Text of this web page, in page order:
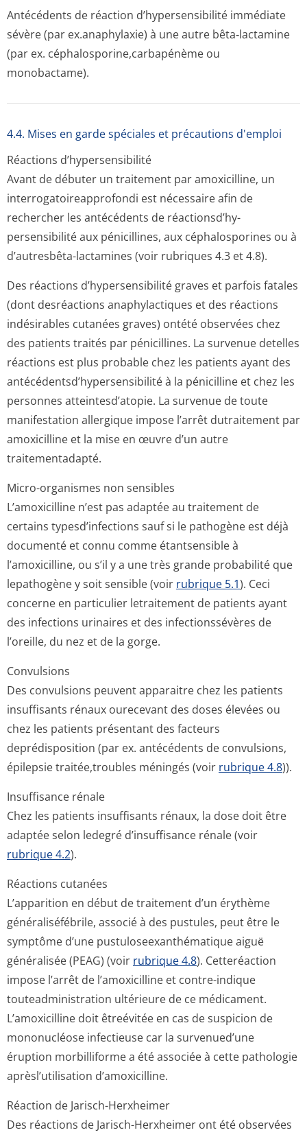
Antécédents de réaction d’hypersensibilité immédiate
sévère (par ex.anaphylaxie) à une autre bêta‑lactamine
(par ex. céphalosporine,car­bapénème ou
monobactame).
4.4. Mises en garde spéciales et précautions d'emploi
Réactions d’hypersensibilité
Avant de débuter un traitement par amoxicilline, un
interrogatoire­approfondi est nécessaire afin de
rechercher les antécédents de réactionsd’hy­
persensibilité aux pénicillines, aux céphalosporines ou à
d’autresbêta-lactamines (voir rubriques 4.3 et 4.8).
Des réactions d’hypersensibilité graves et parfois fatales
(dont desréactions anaphylactiques et des réactions
indésirables cutanées graves) ontété observées chez
des patients traités par pénicillines. La survenue detelles
réactions est plus probable chez les patients ayant des
antécédentsd’hy­persensibilité à la pénicilline et chez les
personnes atteintesd’atopie. La survenue de toute
manifestation allergique impose l’arrêt dutraitement par
amoxicilline et la mise en œuvre d’un autre
traitementadapté.
Micro-organismes non sensibles
L’amoxicilline n’est pas adaptée au traitement de
certains typesd’infections sauf si le pathogène est déjà
documenté et connu comme étantsensible à
l’amoxicilline, ou s’il y a une très grande probabilité que
lepathogène y soit sensible (voir rubrique 5.1). Ceci
concerne en particulier letraitement de patients ayant
des infections urinaires et des infectionssévères de
l’oreille, du nez et de la gorge.
Convulsions
Des convulsions peuvent apparaitre chez les patients
insuffisants rénaux ourecevant des doses élevées ou
chez les patients présentant des facteurs
deprédisposition (par ex. antécédents de convulsions,
épilepsie traitée,troubles méningés (voir rubrique 4.8)).
Insuffisance rénale
Chez les patients insuffisants rénaux, la dose doit être
adaptée selon ledegré d’insuffisance rénale (voir
rubrique 4.2).
Réactions cutanées
L’apparition en début de traitement d’un érythème
généraliséfébrile, associé à des pustules, peut être le
symptôme d’une pustuloseexan­thématique aiguë
généralisée (PEAG) (voir rubrique 4.8). Cetteréaction
impose l’arrêt de l’amoxicilline et contre-indique
touteadministration ultérieure de ce médicament.
L’amoxicilline doit êtreévitée en cas de suspicion de
mononucléose infectieuse car la survenued’une
éruption morbilliforme a été associée à cette pathologie
aprèsl’utilisation d’amoxicilline.
Réaction de Jarisch-Herxheimer
Des réactions de Jarisch-Herxheimer ont été observées